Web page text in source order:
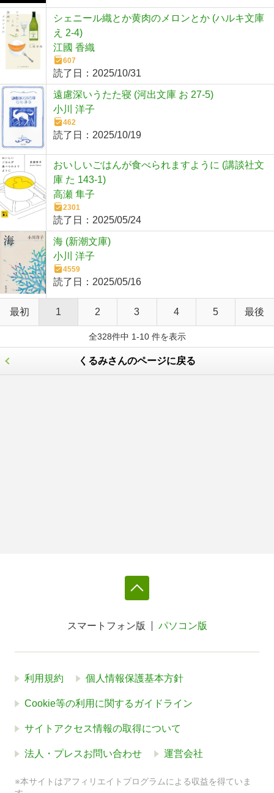
シェニール織とか黄肉のメロンとか (ハルキ文庫
え 2-4)
江國 香織
607
読了日： 2025/10/31
遠慮深いうたた寝 (河出文庫 お 27-5)
小川 洋子
462
読了日： 2025/10/19
おいしいごはんが食べられますように (講談社文
庫 た 143-1)
高瀬 隼子
2301
読了日： 2025/05/24
海 (新潮文庫)
小川 洋子
4559
読了日： 2025/05/16
最初 1 2 3 4 5 最後
全328件中 1-10 件を表示
くるみさんのページに戻る
スマートフォン版 パソコン版
利用規約 個人情報保護基本方針
Cookie等の利用に関するガイドライン
サイトアクセス情報の取得について
法人・プレスお問い合わせ 運営会社
※本サイトはアフィリエイトプログラムによる収益を得ていま